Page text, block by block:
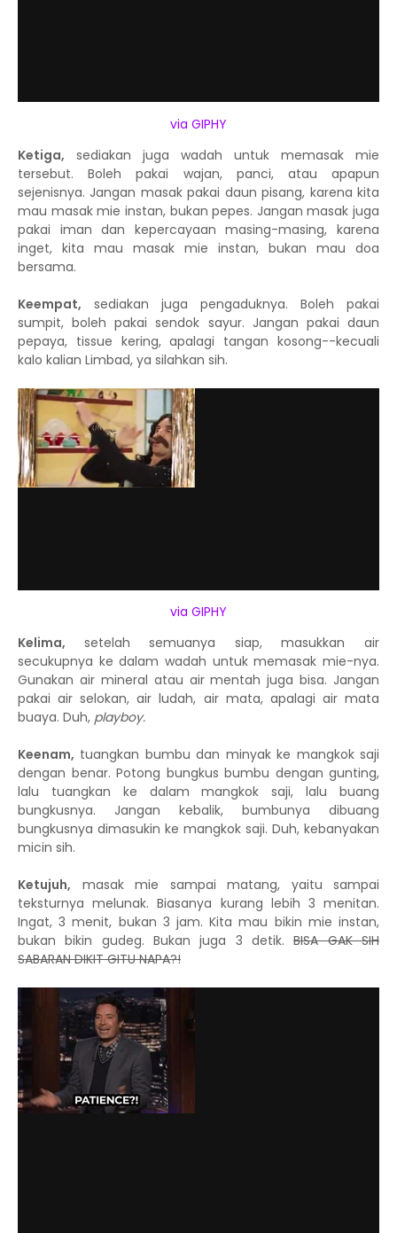
via GIPHY
Ketiga, sediakan juga wadah untuk memasak mie
tersebut. Boleh pakai wajan, panci, atau apapun
sejenisnya. Jangan masak pakai daun pisang, karena kita
mau masak mie instan, bukan pepes. Jangan masak juga
pakai iman dan kepercayaan masing-masing, karena
inget, kita mau masak mie instan, bukan mau doa
bersama.
Keempat, sediakan juga pengaduknya. Boleh pakai
sumpit, boleh pakai sendok sayur. Jangan pakai daun
pepaya, tissue kering, apalagi tangan kosong--kecuali
kalo kalian Limbad, ya silahkan sih.
via GIPHY
Kelima, setelah semuanya siap, masukkan air
secukupnya ke dalam wadah untuk memasak mie-nya.
Gunakan air mineral atau air mentah juga bisa. Jangan
pakai air selokan, air ludah, air mata, apalagi air mata
buaya. Duh, playboy.
Keenam, tuangkan bumbu dan minyak ke mangkok saji
dengan benar. Potong bungkus bumbu dengan gunting,
lalu tuangkan ke dalam mangkok saji, lalu buang
bungkusnya. Jangan kebalik, bumbunya dibuang
bungkusnya dimasukin ke mangkok saji. Duh, kebanyakan
micin sih.
Ketujuh, masak mie sampai matang, yaitu sampai
teksturnya melunak. Biasanya kurang lebih 3 menitan.
Ingat, 3 menit, bukan 3 jam. Kita mau bikin mie instan,
bukan bikin gudeg. Bukan juga 3 detik.BISA GAK SIH
SABARAN DIKIT GITU NAPA?!